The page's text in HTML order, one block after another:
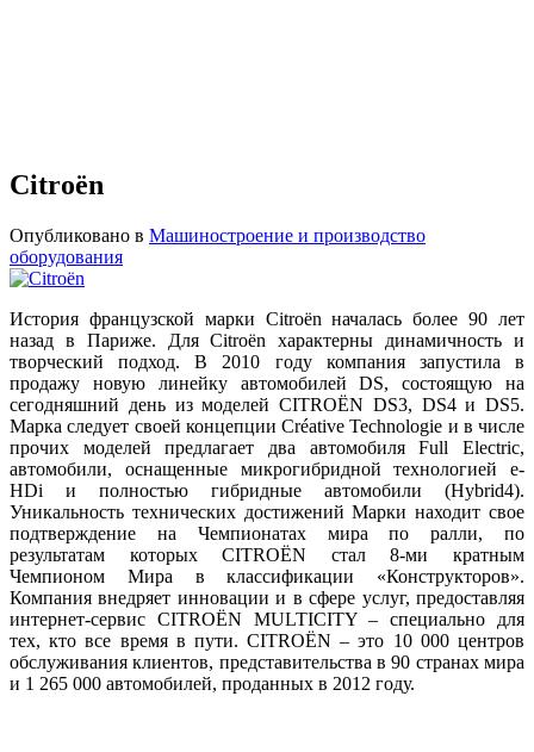
Citroën
Опубликовано в Машиностроение и производство
оборудования
История французской марки Citroën началась более 90 лет
назад в Париже. Для Citroën характерны динамичность и
творческий подход. В 2010 году компания запустила в
продажу новую линейку автомобилей DS, состоящую на
сегодняшний день из моделей CITROËN DS3, DS4 и DS5.
Марка следует своей концепции Créative Technologie и в числе
прочих моделей предлагает два автомобиля Full Electric,
автомобили, оснащенные микрогибридной технологией e-
HDi и полностью гибридные автомобили (Hybrid4).
Уникальность технических достижений Марки находит свое
подтверждение на Чемпионатах мира по ралли, по
результатам которых CITROËN стал 8-ми кратным
Чемпионом Мира в классификации «Конструкторов».
Компания внедряет инновации и в сфере услуг, предоставляя
интернет-сервис CITROËN MULTICITY – специально для
тех, кто все время в пути. CITROËN – это 10 000 центров
обслуживания клиентов, представительства в 90 странах мира
и 1 265 000 автомобилей, проданных в 2012 году.